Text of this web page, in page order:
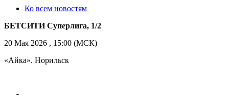
Ко всем новостям
БЕТСИТИ Суперлига, 1/2
20 Мая 2026 , 15:00 (МСК)
«Айка». Норильск